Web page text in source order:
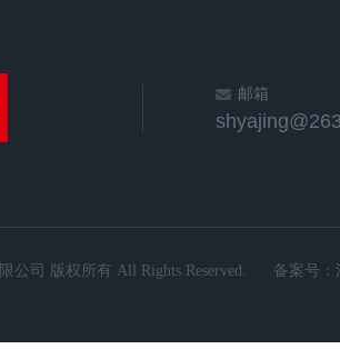
邮箱
公司 版权所有 All Rights Reserved. 备案号：